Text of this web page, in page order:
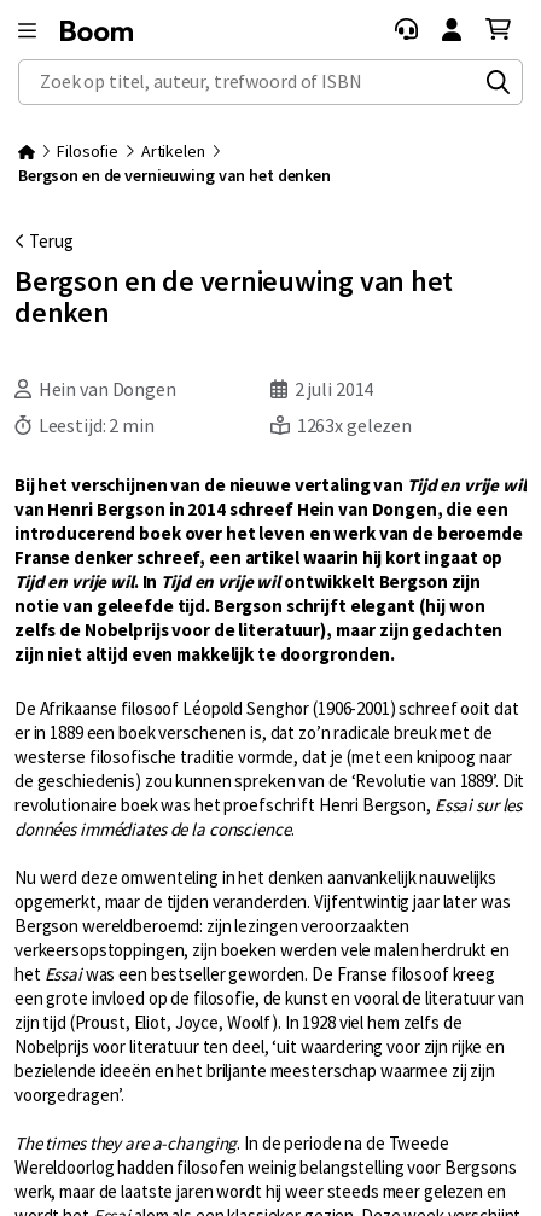
Zoek op titel, auteur, trefwoord of ISBN
Filosofie
Artikelen
Bergson en de vernieuwing van het denken
Terug
Bergson en de vernieuwing van het
denken
Hein van Dongen
2 juli 2014
Leestijd: 2 min 1263x gelezen
Bij het verschijnen van de nieuwe vertaling van Tijd en vrije wil
van Henri Bergson in 2014 schreef Hein van Dongen, die een
introducerend boek over het leven en werk van de beroemde
Franse denker schreef, een artikel waarin hij kort ingaat op
Tijd en vrije wil. In Tijd en vrije wilontwikkelt Bergson zijn
notie van geleefde tijd. Bergson schrijft elegant (hij won
zelfs de Nobelprijs voor de literatuur), maar zijn gedachten
zijn niet altijd even makkelijk te doorgronden.
De Afrikaanse filosoof Léopold Senghor (1906-2001) schreef ooit dat
er in 1889 een boek verschenen is, dat zo’n radicale breuk met de
westerse filosofische traditie vormde, dat je (met een knipoog naar
de geschiedenis) zou kunnen spreken van de ‘Revolutie van 1889’. Dit
revolutionaire boek was het proefschrift Henri Bergson, Essai sur les
données immédiates de la conscience.
Nu werd deze omwenteling in het denken aanvankelijk nauwelijks
opgemerkt, maar de tijden veranderden. Vijfentwintig jaar later was
Bergson wereldberoemd: zijn lezingen veroorzaakten
verkeersopstoppingen, zijn boeken werden vele malen herdrukt en
het Essaiwas een bestseller geworden. De Franse filosoof kreeg
een grote invloed op de filosofie, de kunst en vooral de literatuur van
zijn tijd (Proust, Eliot, Joyce, Woolf). In 1928 viel hem zelfs de
Nobelprijs voor literatuur ten deel, ‘uit waardering voor zijn rijke en
bezielende ideeën en het briljante meesterschap waarmee zij zijn
voorgedragen’.
The times they are a-changing. In de periode na de Tweede
Wereldoorlog hadden filosofen weinig belangstelling voor Bergsons
werk, maar de laatste jaren wordt hij weer steeds meer gelezen en